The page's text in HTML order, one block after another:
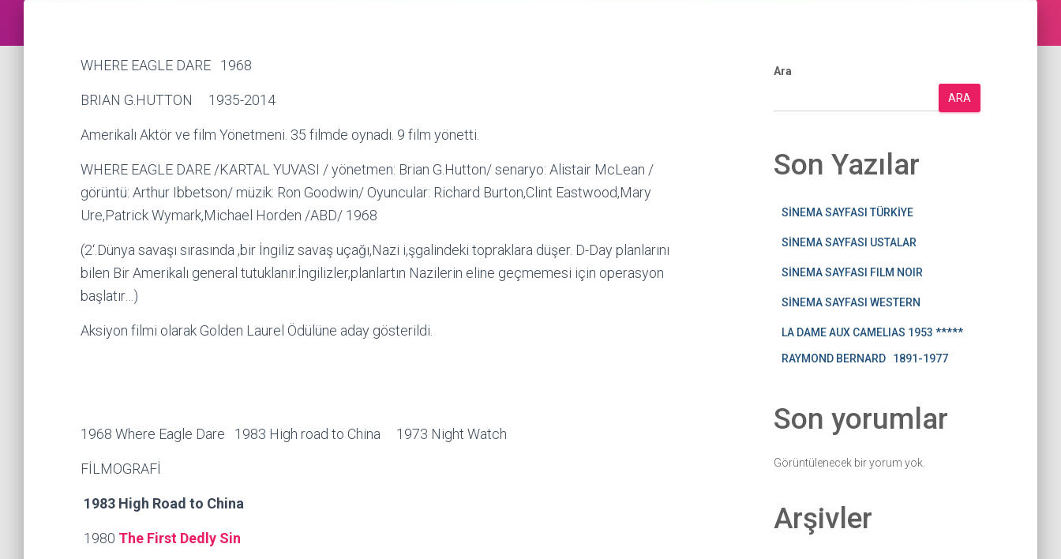
WHERE EAGLE DARE 1968
BRIAN G.HUTTON 1935-2014
Amerikalı Aktör ve film Yönetmeni. 35 filmde oynadı. 9 film yönetti.
WHERE EAGLE DARE /KARTAL YUVASI / yönetmen: Brian G.Hutton/ senaryo: Alistair McLean /
görüntü: Arthur Ibbetson/ müzik: Ron Goodwin/ Oyuncular: Richard Burton,Clint Eastwood,Mary
Ure,Patrick Wymark,Michael Horden /ABD/ 1968
(2‘.Dünya savaşı sırasında ,bir İngiliz savaş uçağı,Nazi i,şgalindeki topraklara düşer. D-Day planlarını
bilen Bir Amerikalı general tutuklanır.İngilizler,planlartın Nazilerin eline geçmemesi için operasyon
başlatır…)
Aksiyon filmi olarak Golden Laurel Ödülüne aday gösterildi.
1968 Where Eagle Dare 1983 High road to China 1973 Night Watch
FİLMOGRAFİ
1983 High Road to China
1980 The First Dedly Sin
Ara
ARA
Son Yazılar
SİNEMA SAYFASI TÜRKİYE
SİNEMA SAYFASI USTALAR
SİNEMA SAYFASI FILM NOIR
SİNEMA SAYFASI WESTERN
LA DAME AUX CAMELIAS 1953 *****
RAYMOND BERNARD 1891-1977
Son yorumlar
Görüntülenecek bir yorum yok.
Arşivler